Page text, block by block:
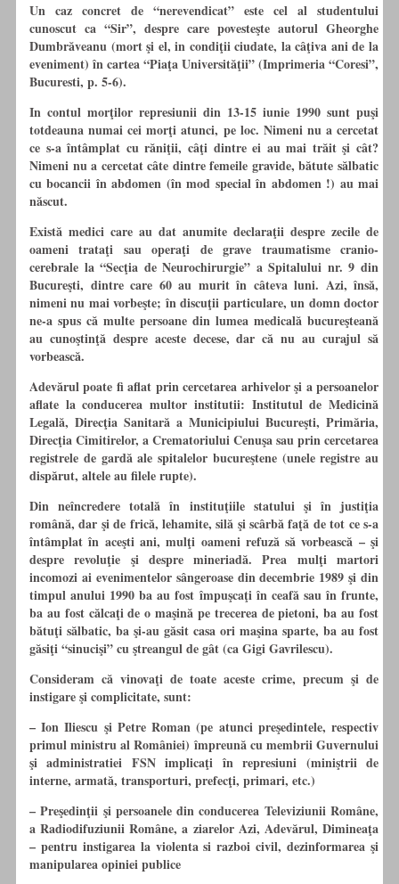
Un caz concret de “nerevendicat” este cel al studentului
cunoscut ca “Sir”, despre care povesteşte autorul Gheorghe
Dumbrăveanu (mort şi el, in condiţii ciudate, la câţiva ani de la
eveniment) încartea “Piaţa Universităţii” (Imprimeria “Coresi”,
Bucuresti, p. 5-6).
In contul morţilor represiunii din 13-15 iunie 1990 sunt puşi
totdeauna numai cei morţi atunci, pe loc. Nimeni nu a cercetat
ce s-a întâmplat curăniţii, câţi dintre ei au mai trăit şi cât?
Nimeni nu a cercetat câte dintre femeile gravide, bătute sălbatic
cu bocancii înabdomen (înmod specialîn abdomen !) au mai
născut.
Există medici care au dat anumite declaraţii despre zecile de
oameni trataţi sau operaţi de grave traumatisme cranio-
cerebrale la “Secţia de Neurochirurgie” a Spitalului nr. 9 din
Bucureşti, dintre care 60 au murit în câteva luni. Azi, însă,
nimeni nu mai vorbeşte; îndiscuţii particulare, un domn doctor
ne-a spus că multe persoane din lumea medicală bucureşteană
au cunoştinţă despre aceste decese, dar că nu au curajul să
vorbească.
Adevărul poate fi aflat prin cercetarea arhivelor şi a persoanelor
aflate la conducerea multor institutii: Institutul de Medicină
Legală, Direcţia Sanitară a Municipiului Bucureşti, Primăria,
DirecţiaCimitirelor, a Crematoriului Cenuşa sau prin cercetarea
registrele de gardă ale spitalelor bucureştene (unele registre au
dispărut, altele au filele rupte).
Din neîncredere totalăîn instituţiile statului şi înjustiţia
română, dar şi de frică, lehamite, silă şi scârbă faţă de tot ce s-a
întâmplatîn aceşti ani, mulţi oameni refuză să vorbească – şi
despre revoluţie şi despre mineriadă. Prea mulţi martori
incomozi ai evenimentelor sângeroase din decembrie 1989 şi din
timpul anului 1990 ba au fost împuşcaţi înceafă sau înfrunte,
ba au fost călcaţi de o maşină pe trecerea de pietoni, ba au fost
bătuţi sălbatic, ba şi-au găsit casa ori maşina sparte, ba au fost
găsiţi “sinucişi”cuştreangul de gât (ca Gigi Gavrilescu).
Consideram că vinovaţi de toate aceste crime, precum şi de
instigare şi complicitate, sunt:
– Ion Iliescu şi Petre Roman (pe atunci preşedintele, respectiv
primul ministru al României) împreunăcumembrii Guvernului
şi administratiei FSN implicaţi înrepresiuni (miniştrii de
interne, armată, transporturi, prefecţi, primari, etc.)
– Preşedinţii şi persoanele din conducerea Televiziunii Române,
a Radiodifuziunii Române, a ziarelor Azi, Adevărul, Dimineaţa
– pentru instigarea la violenta si razboi civil, dezinformarea şi
manipularea opiniei publice